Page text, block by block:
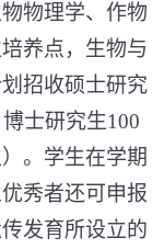
物理学、作物
养点，生物与
招收硕士研究
士研究生100
。学生在学期
秀者还可申报
发育所设立的